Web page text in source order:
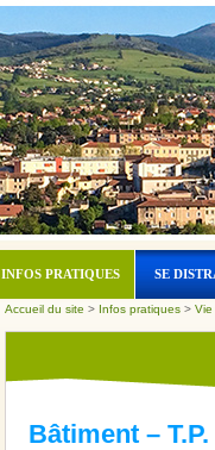
INFOS PRATIQUES SE
Accueil du site > Infos pratiques > Vie
Bâtiment – T.P.